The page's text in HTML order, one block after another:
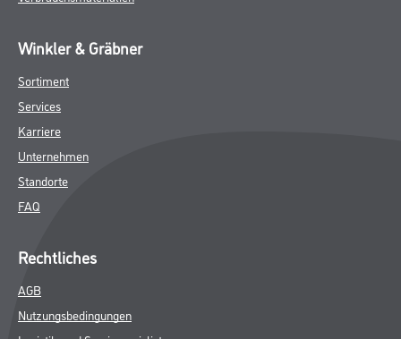
Winkler & Gräbner
Sortiment
Services
Karriere
Unternehmen
Standorte
FAQ
Rechtliches
AGB
Nutzungsbedingungen